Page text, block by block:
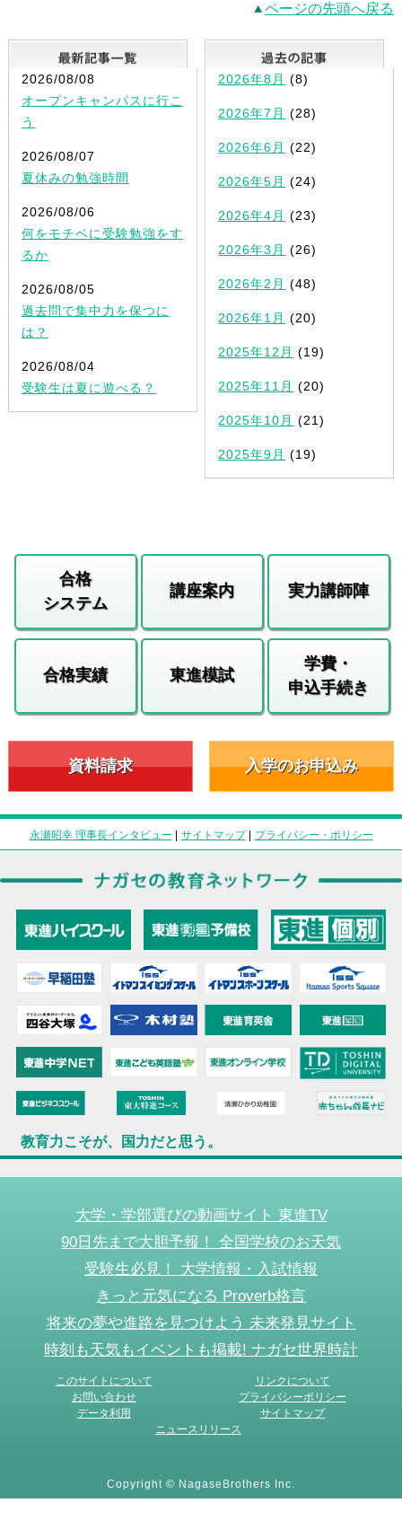
ページの先頭へ戻る
最新記事一覧
2026/08/08
オープンキャンパスに行こ
う
2026/08/07
夏休みの勉強時間
2026/08/06
何をモチベに受験勉強をす
るか
2026/08/05
過去問で集中力を保つに
は？
2026/08/04
受験生は夏に遊べる？
2026年8月 (8)
2026年7月 (28)
2026年6月 (22)
2026年5月 (24)
2026年4月 (23)
2026年3月 (26)
2026年2月 (48)
2026年1月 (20)
2025年12月 (19)
2025年11月 (20)
2025年10月 (21)
2025年9月 (19)
合格
システム
講座案内 実力講師陣
合格実績 東進模試
学費・
申込手続き
資料請求 入学のお申込み
永瀬昭幸 理事長インタビュー | サイトマップ| プライバシー・ポリシー
教育力こそが、国力だと思う。
大学・学部選びの動画サイト 東進TV
90日先まで大胆予報！ 全国学校のお天気
受験生必見！ 大学情報・入試情報
きっと元気になる Proverb格言
将来の夢や進路を見つけよう 未来発見サイト
時刻も天気もイベントも掲載! ナガセ世界時計
このサイトについて
リンクについて
お問い合わせ
プライバシーポリシー
データ利用
サイトマップ
ニュースリリース
Copyright © NagaseBrothers Inc.